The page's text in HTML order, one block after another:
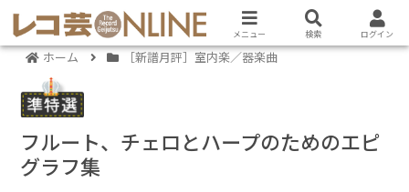
ホーム ［新譜月評］室内楽／器楽曲
フルート、チェロとハープのためのエピ
グラフ集
メニュー 検索 ログイン